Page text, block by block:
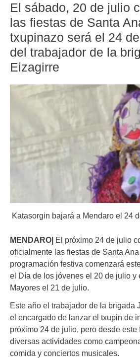
El sábado, 20 de julio
las fiestas de Santa
txupinazo será el 24
del trabajador de la
Eizagirre
Katasorgin bajará a Mendaro el 24
MENDARO| El próximo 24 de julio
oficialmente las fiestas de Santa
programación festiva comenzará
el Día de los jóvenes el 20 de julio y
Mayores el 21 de julio.
Este año el trabajador de la brigada
el encargado de lanzar el txupin de
próximo 24 de julio, pero desde este
diversas actividades como
comida y conciertos musicales.